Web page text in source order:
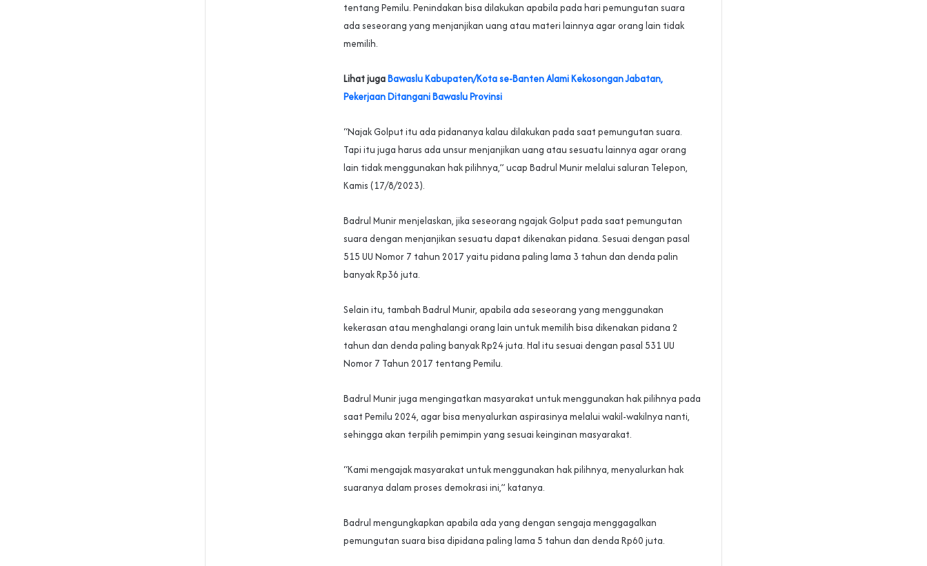
tentang Pemilu. Penindakan bisa dilakukan apabila pada hari pemungutan suara
ada seseorang yang menjanjikan uang atau materi lainnya agar orang lain tidak
memilih.
Lihat jugaBawaslu Kabupaten/Kota se-Banten Alami Kekosongan Jabatan,
Pekerjaan Ditangani Bawaslu Provinsi
“Najak Golput itu ada pidananya kalau dilakukan pada saat pemungutan suara.
Tapi itu juga harus ada unsur menjanjikan uang atau sesuatu lainnya agar orang
lain tidak menggunakan hak pilihnya,” ucap Badrul Munir melalui saluran Telepon,
Kamis (17/8/2023).
Badrul Munir menjelaskan, jika seseorang ngajak Golput pada saat pemungutan
suara dengan menjanjikan sesuatu dapat dikenakan pidana. Sesuai dengan pasal
515 UU Nomor 7 tahun 2017 yaitu pidana paling lama 3 tahun dan denda palin
banyak Rp36 juta.
Selain itu, tambah Badrul Munir, apabila ada seseorang yang menggunakan
kekerasan atau menghalangi orang lain untuk memilih bisa dikenakan pidana 2
tahun dan denda paling banyak Rp24 juta. Hal itu sesuai dengan pasal 531 UU
Nomor 7 Tahun 2017 tentang Pemilu.
Badrul Munir juga mengingatkan masyarakat untuk menggunakan hak pilihnya pada
saat Pemilu 2024, agar bisa menyalurkan aspirasinya melalui wakil-wakilnya nanti,
sehingga akan terpilih pemimpin yang sesuai keinginan masyarakat.
“Kami mengajak masyarakat untuk menggunakan hak pilihnya, menyalurkan hak
suaranya dalam proses demokrasi ini,” katanya.
Badrul mengungkapkan apabila ada yang dengan sengaja menggagalkan
pemungutan suara bisa dipidana paling lama 5 tahun dan denda Rp60 juta.